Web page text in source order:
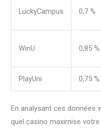
LuckyCampus 0,7 %
WinU 0,85 %
PlayUni 0,75 %
En analysant ces données
quel casino maximise